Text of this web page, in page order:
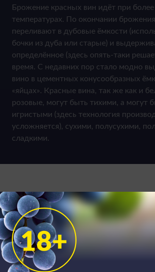
Брожение красных вин идёт при
температурах. По окончании
переливают в дубовые ёмкости
бочки из дуба или старые) и
определённое (здесь опять-таки
время. С недавних пор стало модно
вино в цементных конусообразных
«яйцах». Красные вина, так же как и
розовые, могут быть тихими, а могут
игристыми (здесь технология
усложняется), сухими, полусухими,
сладкими.